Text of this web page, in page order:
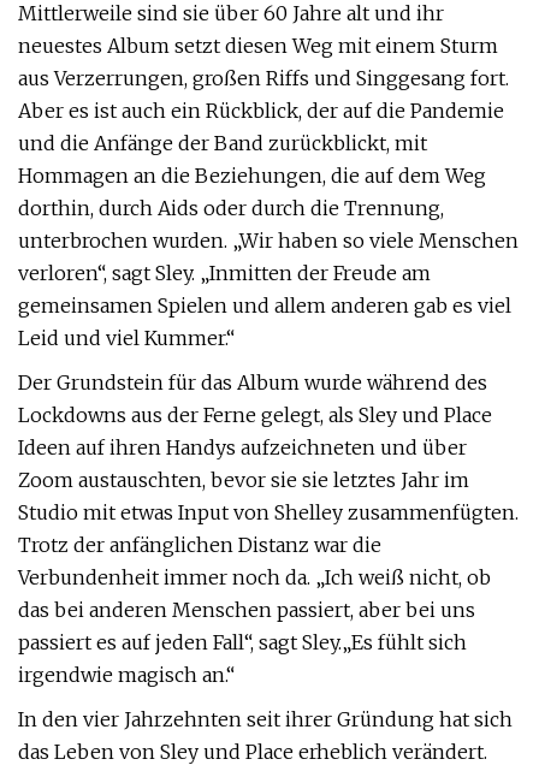
Mittlerweile sind sie über 60 Jahre alt und ihr
neuestes Album setzt diesen Weg mit einem Sturm
aus Verzerrungen, großen Riffs und Singgesang fort.
Aber es ist auch ein Rückblick, der auf die Pandemie
und die Anfänge der Band zurückblickt, mit
Hommagen an die Beziehungen, die auf dem Weg
dorthin, durch Aids oder durch die Trennung,
unterbrochen wurden. „Wir haben so viele Menschen
verloren“, sagt Sley. „Inmitten der Freude am
gemeinsamen Spielen und allem anderen gab es viel
Leid und viel Kummer.“
Der Grundstein für das Album wurde während des
Lockdowns aus der Ferne gelegt, als Sley und Place
Ideen auf ihren Handys aufzeichneten und über
Zoom austauschten, bevor sie sie letztes Jahr im
Studio mit etwas Input von Shelley zusammenfügten.
Trotz der anfänglichen Distanz war die
Verbundenheit immer noch da. „Ich weiß nicht, ob
das bei anderen Menschen passiert, aber bei uns
passiert es auf jeden Fall“, sagt Sley.„Es fühlt sich
irgendwie magisch an.“
In den vier Jahrzehnten seit ihrer Gründung hat sich
das Leben von Sley und Place erheblich verändert.